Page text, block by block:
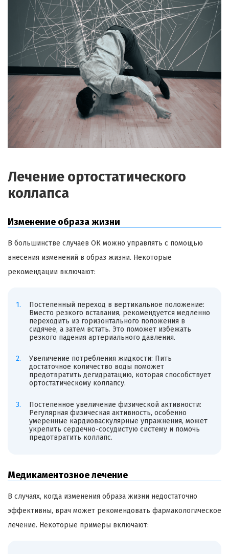
Лечение ортостатического
коллапса
Изменение образа жизни
В большинстве случаев ОК можно управлять с помощью
внесения изменений в образ жизни. Некоторые
рекомендации включают:
Постепенный переход в вертикальное положение:
Вместо резкого вставания, рекомендуется медленно
переходить из горизонтального положения в
сидячее, а затем встать. Это поможет избежать
резкого падения артериального давления.
Увеличение потребления жидкости: Пить
достаточное количество воды поможет
предотвратить дегидратацию, которая способствует
ортостатическому коллапсу.
Постепенное увеличение физической активности:
Регулярная физическая активность, особенно
умеренные кардиоваскулярные упражнения, может
укрепить сердечно-сосудистую систему и помочь
предотвратить коллапс.
Медикаментозное лечение
В случаях, когда изменения образа жизни недостаточно
эффективны, врач может рекомендовать фармакологическое
лечение. Некоторые примеры включают: